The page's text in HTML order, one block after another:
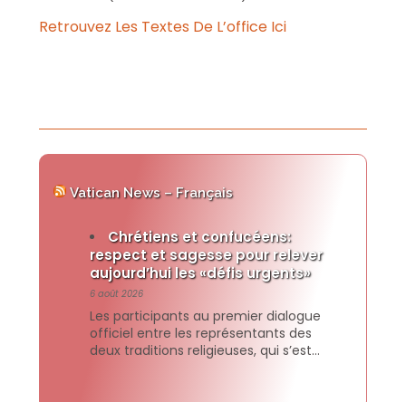
Retrouvez Les Textes De L’office Ici
Vatican News – Français
Chrétiens et confucéens:
respect et sagesse pour relever
aujourd’hui les «défis urgents»
6 août 2026
Les participants au premier dialogue
officiel entre les représentants des
deux traditions religieuses, qui s’est